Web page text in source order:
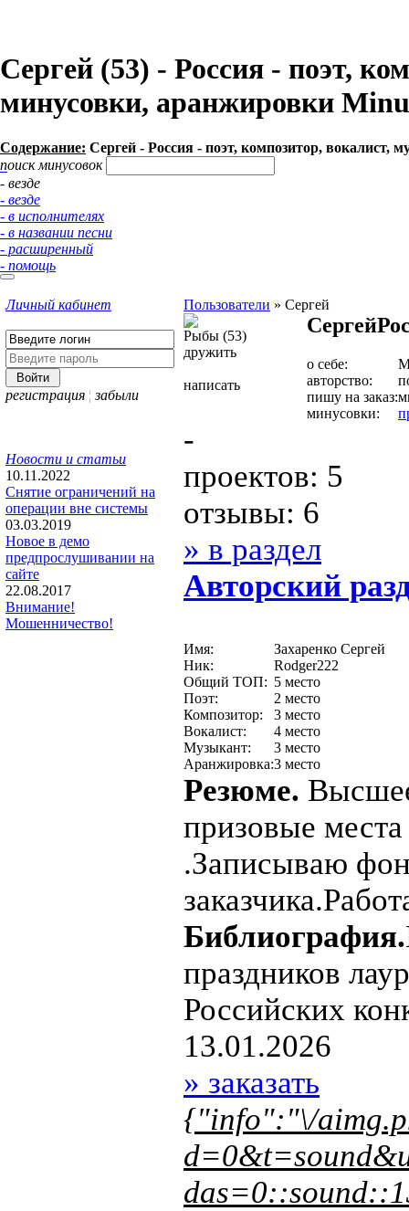
Сергей (53) - Россия - поэт,
минусовки, аранжировки
Содержание: Сергей - Россия - поэт, композитор,
поиск минусовок
- везде
- везде
- в исполнителях
- в названии песни
- расширенный
- помощь
Личный кабинет
регистрация ¦ забыли
Новости и статьи
10.11.2022
Снятие ограничений на
операции вне системы
03.03.2019
Новое в демо
предпрослушивании на
сайте
22.08.2017
Внимание!
Мошенничество!
Пользователи » Сергей
Рыбы (53)
дружить
написать
Сергей
о себе:
авторство:
пишу на заказ:
минусовки:
-
проектов: 5
отзывы: 6
» в раздел
Авторcкий
Имя:
Захаренко Сергей
Ник:
Rodger222
Общий ТОП: 5 место
Поэт:
2 место
Композитор:
3 место
Вокалист:
4 место
Музыкант:
3 место
Аранжировка:3 место
Резюме.
призовые
.Записываю
Библиография.
праздников
Российских
13.01.2026
» заказать
{"info":"\/